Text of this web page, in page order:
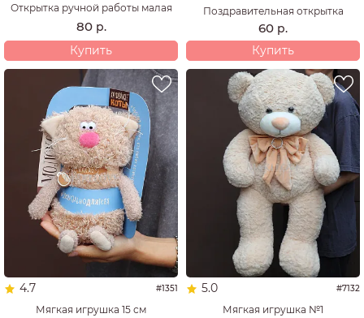
Открытка ручной работы малая
80 р.
Купить
Поздравительная открытка
60 р.
Купить
4.7 #1351
Мягкая игрушка 15 см
5.0 #7132
Мягкая игрушка №1